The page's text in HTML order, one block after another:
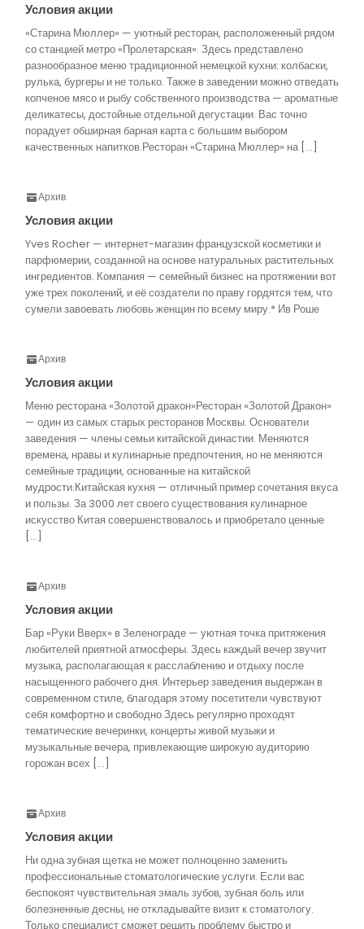
Условия акции
«Старина Мюллер» — уютный ресторан, расположенный рядом
со станцией метро «Пролетарская». Здесь представлено
разнообразное меню традиционной немецкой кухни: колбаски,
рулька, бургеры и не только. Также в заведении можно отведать
копченое мясо и рыбу собственного производства — ароматные
деликатесы, достойные отдельной дегустации. Вас точно
порадует обширная барная карта с большим выбором
качественных напитков.Ресторан «Старина Мюллер» на […]
Архив
Условия акции
Yves Rocher — интернет-магазин французской косметики и
парфюмерии, созданной на основе натуральных растительных
ингредиентов. Компания — семейный бизнес на протяжении вот
уже трех поколений, и её создатели по праву гордятся тем, что
сумели завоевать любовь женщин по всему миру.* Ив Роше
Архив
Условия акции
Меню ресторана «Золотой дракон»Ресторан «Золотой Дракон»
— один из самых старых ресторанов Москвы. Основатели
заведения — члены семьи китайской династии. Меняются
времена, нравы и кулинарные предпочтения, но не меняются
семейные традиции, основанные на китайской
мудрости.Китайская кухня — отличный пример сочетания вкуса
и пользы. За 3000 лет своего существования кулинарное
искусство Китая совершенствовалось и приобретало ценные
[…]
Архив
Условия акции
Бар «Руки Вверх» в Зеленограде — уютная точка притяжения
любителей приятной атмосферы. Здесь каждый вечер звучит
музыка, располагающая к расслаблению и отдыху после
насыщенного рабочего дня. Интерьер заведения выдержан в
современном стиле, благодаря этому посетители чувствуют
себя комфортно и свободно.Здесь регулярно проходят
тематические вечеринки, концерты живой музыки и
музыкальные вечера, привлекающие широкую аудиторию
горожан всех […]
Архив
Условия акции
Ни одна зубная щетка не может полноценно заменить
профессиональные стоматологические услуги. Если вас
беспокоят чувствительная эмаль зубов, зубная боль или
болезненные десны, не откладывайте визит к стоматологу.
Только специалист сможет решить проблему быстро и